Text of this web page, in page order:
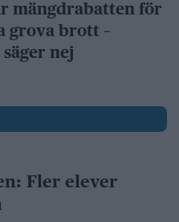
mängdrabatten för
grova brott –
nej
Fler elever